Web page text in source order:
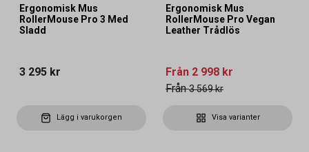
Ergonomisk Mus
RollerMouse Pro 3 Med
Sladd
3 295 kr
Lägg i varukorgen
Ergonomisk Mus
RollerMouse Pro Vegan
Leather Trådlös
Från 2 998 kr
Från 3 569 kr
Visa varianter